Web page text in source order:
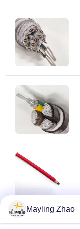
SITEMAP
Mayling Zhao